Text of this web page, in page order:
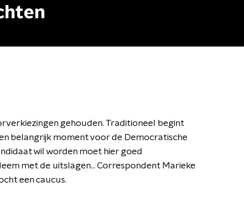
gehouden. Traditioneel begint
belangrijk moment voor de Democratische
wil worden moet hier goed
met de uitslagen... Correspondent Marieke
een caucus.